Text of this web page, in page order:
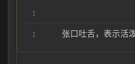
张口吐舌，表示活